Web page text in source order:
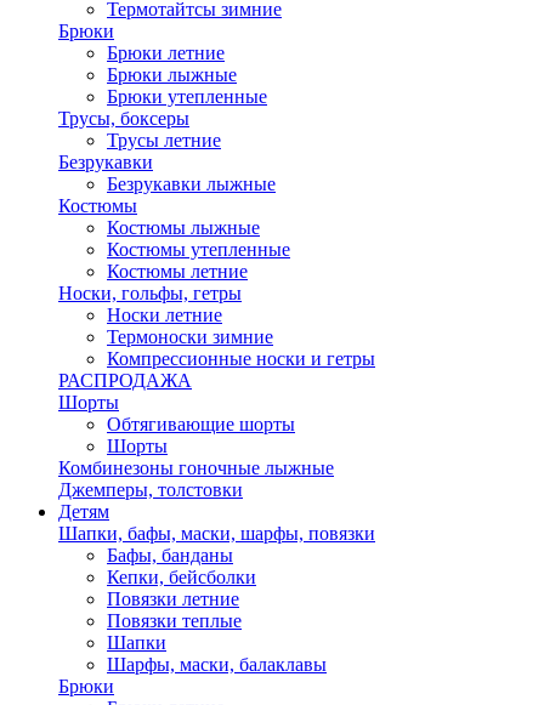
Термотайтсы зимние
Брюки
Брюки летние
Брюки лыжные
Брюки утепленные
Трусы, боксеры
Трусы летние
Безрукавки
Безрукавки лыжные
Костюмы
Костюмы лыжные
Костюмы утепленные
Костюмы летние
Носки, гольфы, гетры
Носки летние
Термоноски зимние
Компрессионные носки и гетры
РАСПРОДАЖА
Шорты
Обтягивающие шорты
Шорты
Комбинезоны гоночные лыжные
Джемперы, толстовки
Детям
Шапки, бафы, маски, шарфы, повязки
Бафы, банданы
Кепки, бейсболки
Повязки летние
Повязки теплые
Шапки
Шарфы, маски, балаклавы
Брюки